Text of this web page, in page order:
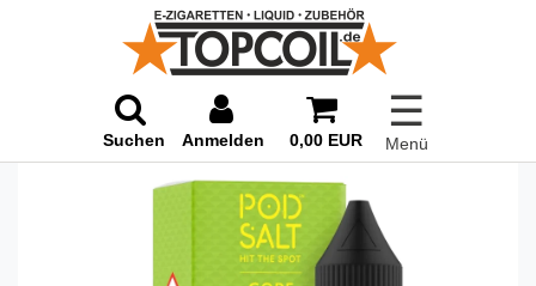
Suchen Anmelden 0,00 EUR
☰
Menü